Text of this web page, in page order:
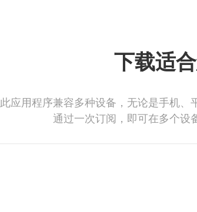
下载适
此应用程序兼容多种设备，无论是手机、
通过一次订阅，即可在多个设